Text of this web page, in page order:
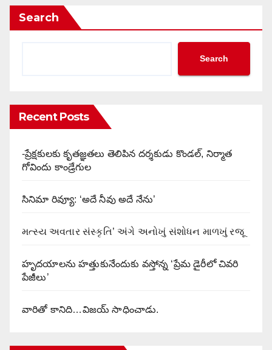
Search
Search
Recent Posts
-ప్రేక్షకులకు కృతజ్ఞతలు తెలిపిన దర్శకుడు కొండల్, నిర్మాత
గోవిందు కాండ్రేగుల
సినిమా రివ్యూ: ‘అదే నీవు అదే నేను’
મત્સ્ય અવતાર સંસ્કૃતિ’ અંગે અનોખું સંશોધન માળખું રજૂ
హృదయాలను హత్తుకునేందుకు వస్తోన్న ‘ప్రేమ డైరీలో చివరి
పేజీలు’
వారితో కానిది…విజయ్ సాధించాడు.